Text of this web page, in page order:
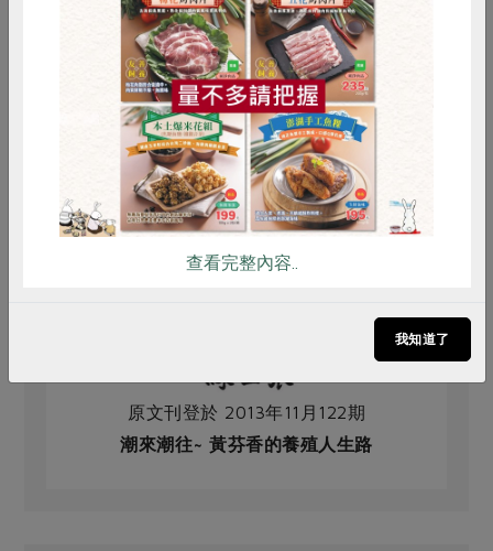
原文刊登於 2013年11月122期
潮來潮往~ 黃芬香的養殖人生路
RPET 食譜 減硝酸鹽
雞蛋 食安 共同購買
查看完整內容..
我知道了